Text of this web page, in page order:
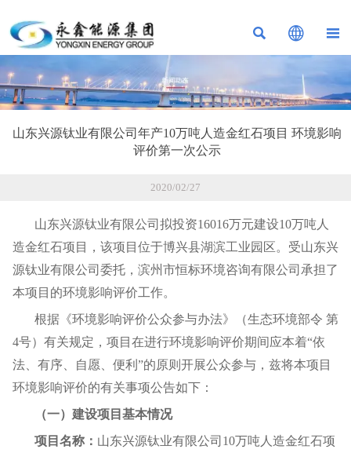
  
山东兴源钛业有限公司年产10万吨人造金红石项目 环境影响
评价第一次公示
2020/02/27
山东兴源钛业有限公司拟投资16016万元建设10万吨人
造金红石项目，该项目位于博兴县湖滨工业园区。受山东兴
源钛业有限公司委托，滨州市恒标环境咨询有限公司承担了
本项目的环境影响评价工作。
根据《环境影响评价公众参与办法》（生态环境部令 第
4号）有关规定，项目在进行环境影响评价期间应本着“依
法、有序、自愿、便利”的原则开展公众参与，兹将本项目
环境影响评价的有关事项公告如下：
（一）建设项目基本情况
项目名称： 山东兴源钛业有限公司10万吨人造金红石项